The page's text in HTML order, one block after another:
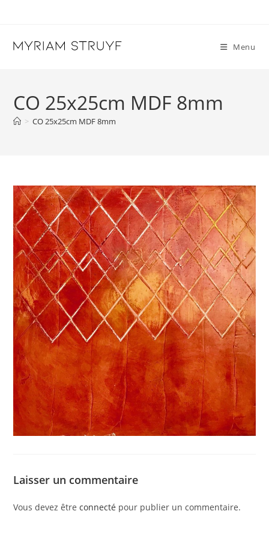
Menu
CO 25x25cm MDF 8mm
> CO 25x25cm MDF 8mm
Laisser un commentaire
Vous devez êtreconnecté pour publier un commentaire.